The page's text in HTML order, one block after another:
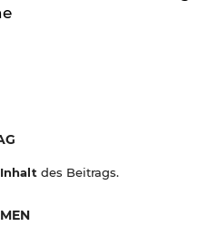
Inhalt des Beitrags.